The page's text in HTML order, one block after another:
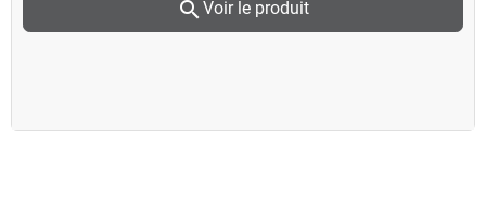
search Voir le produit